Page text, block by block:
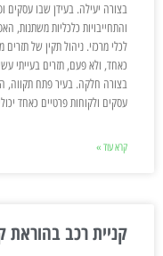
בצורה יעילה. בעידן שבו עסקים
והתחייבויות כלכליות משתנות,
לכלי מרכזי. ניהול תקין של
כאחד, ולא פעם, תזרים בעייתי
בצורה חלקה. בעיר פתח תקווה,
עסקים ולקוחות פרטיים כאחד
קרא עוד »
קניית רכב בהוראת